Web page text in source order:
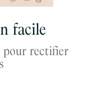
facile
pour rectifier